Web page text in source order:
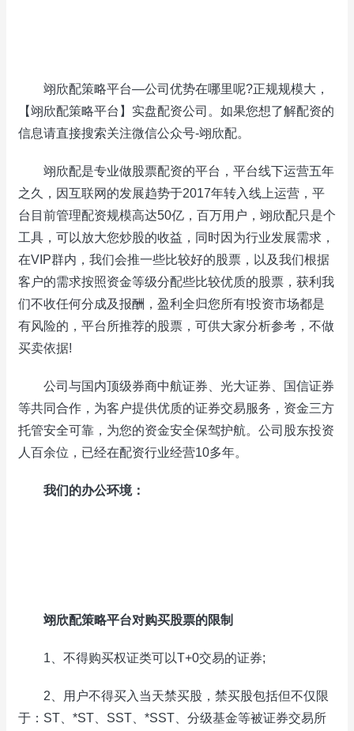
翊欣配策略平台—公司优势在哪里呢?正规规模大，
【翊欣配策略平台】实盘配资公司。如果您想了解配资的
信息请直接搜索关注微信公众号-翊欣配。
翊欣配是专业做股票配资的平台，平台线下运营五年
之久，因互联网的发展趋势于2017年转入线上运营，平
台目前管理配资规模高达50亿，百万用户，翊欣配只是个
工具，可以放大您炒股的收益，同时因为行业发展需求，
在VIP群内，我们会推一些比较好的股票，以及我们根据
客户的需求按照资金等级分配些比较优质的股票，获利我
们不收任何分成及报酬，盈利全归您所有!投资市场都是
有风险的，平台所推荐的股票，可供大家分析参考，不做
买卖依据!
公司与国内顶级券商中航证券、光大证券、国信证券
等共同合作，为客户提供优质的证券交易服务，资金三方
托管安全可靠，为您的资金安全保驾护航。公司股东投资
人百余位，已经在配资行业经营10多年。
我们的办公环境：
翊欣配策略平台对购买股票的限制
1、不得购买权证类可以T+0交易的证券;
2、用户不得买入当天禁买股，禁买股包括但不仅限
于：ST、*ST、SST、*SST、分级基金等被证券交易所